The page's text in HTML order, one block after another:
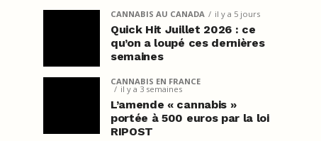
CANNABIS AU CANADA il y a 5 jours
Quick Hit Juillet 2026 : ce
qu’on a loupé ces dernières
semaines
CANNABIS EN FRANCE
il y a 3 semaines
L’amende « cannabis »
portée à 500 euros par la loi
RIPOST